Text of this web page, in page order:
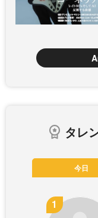
タレ
今日